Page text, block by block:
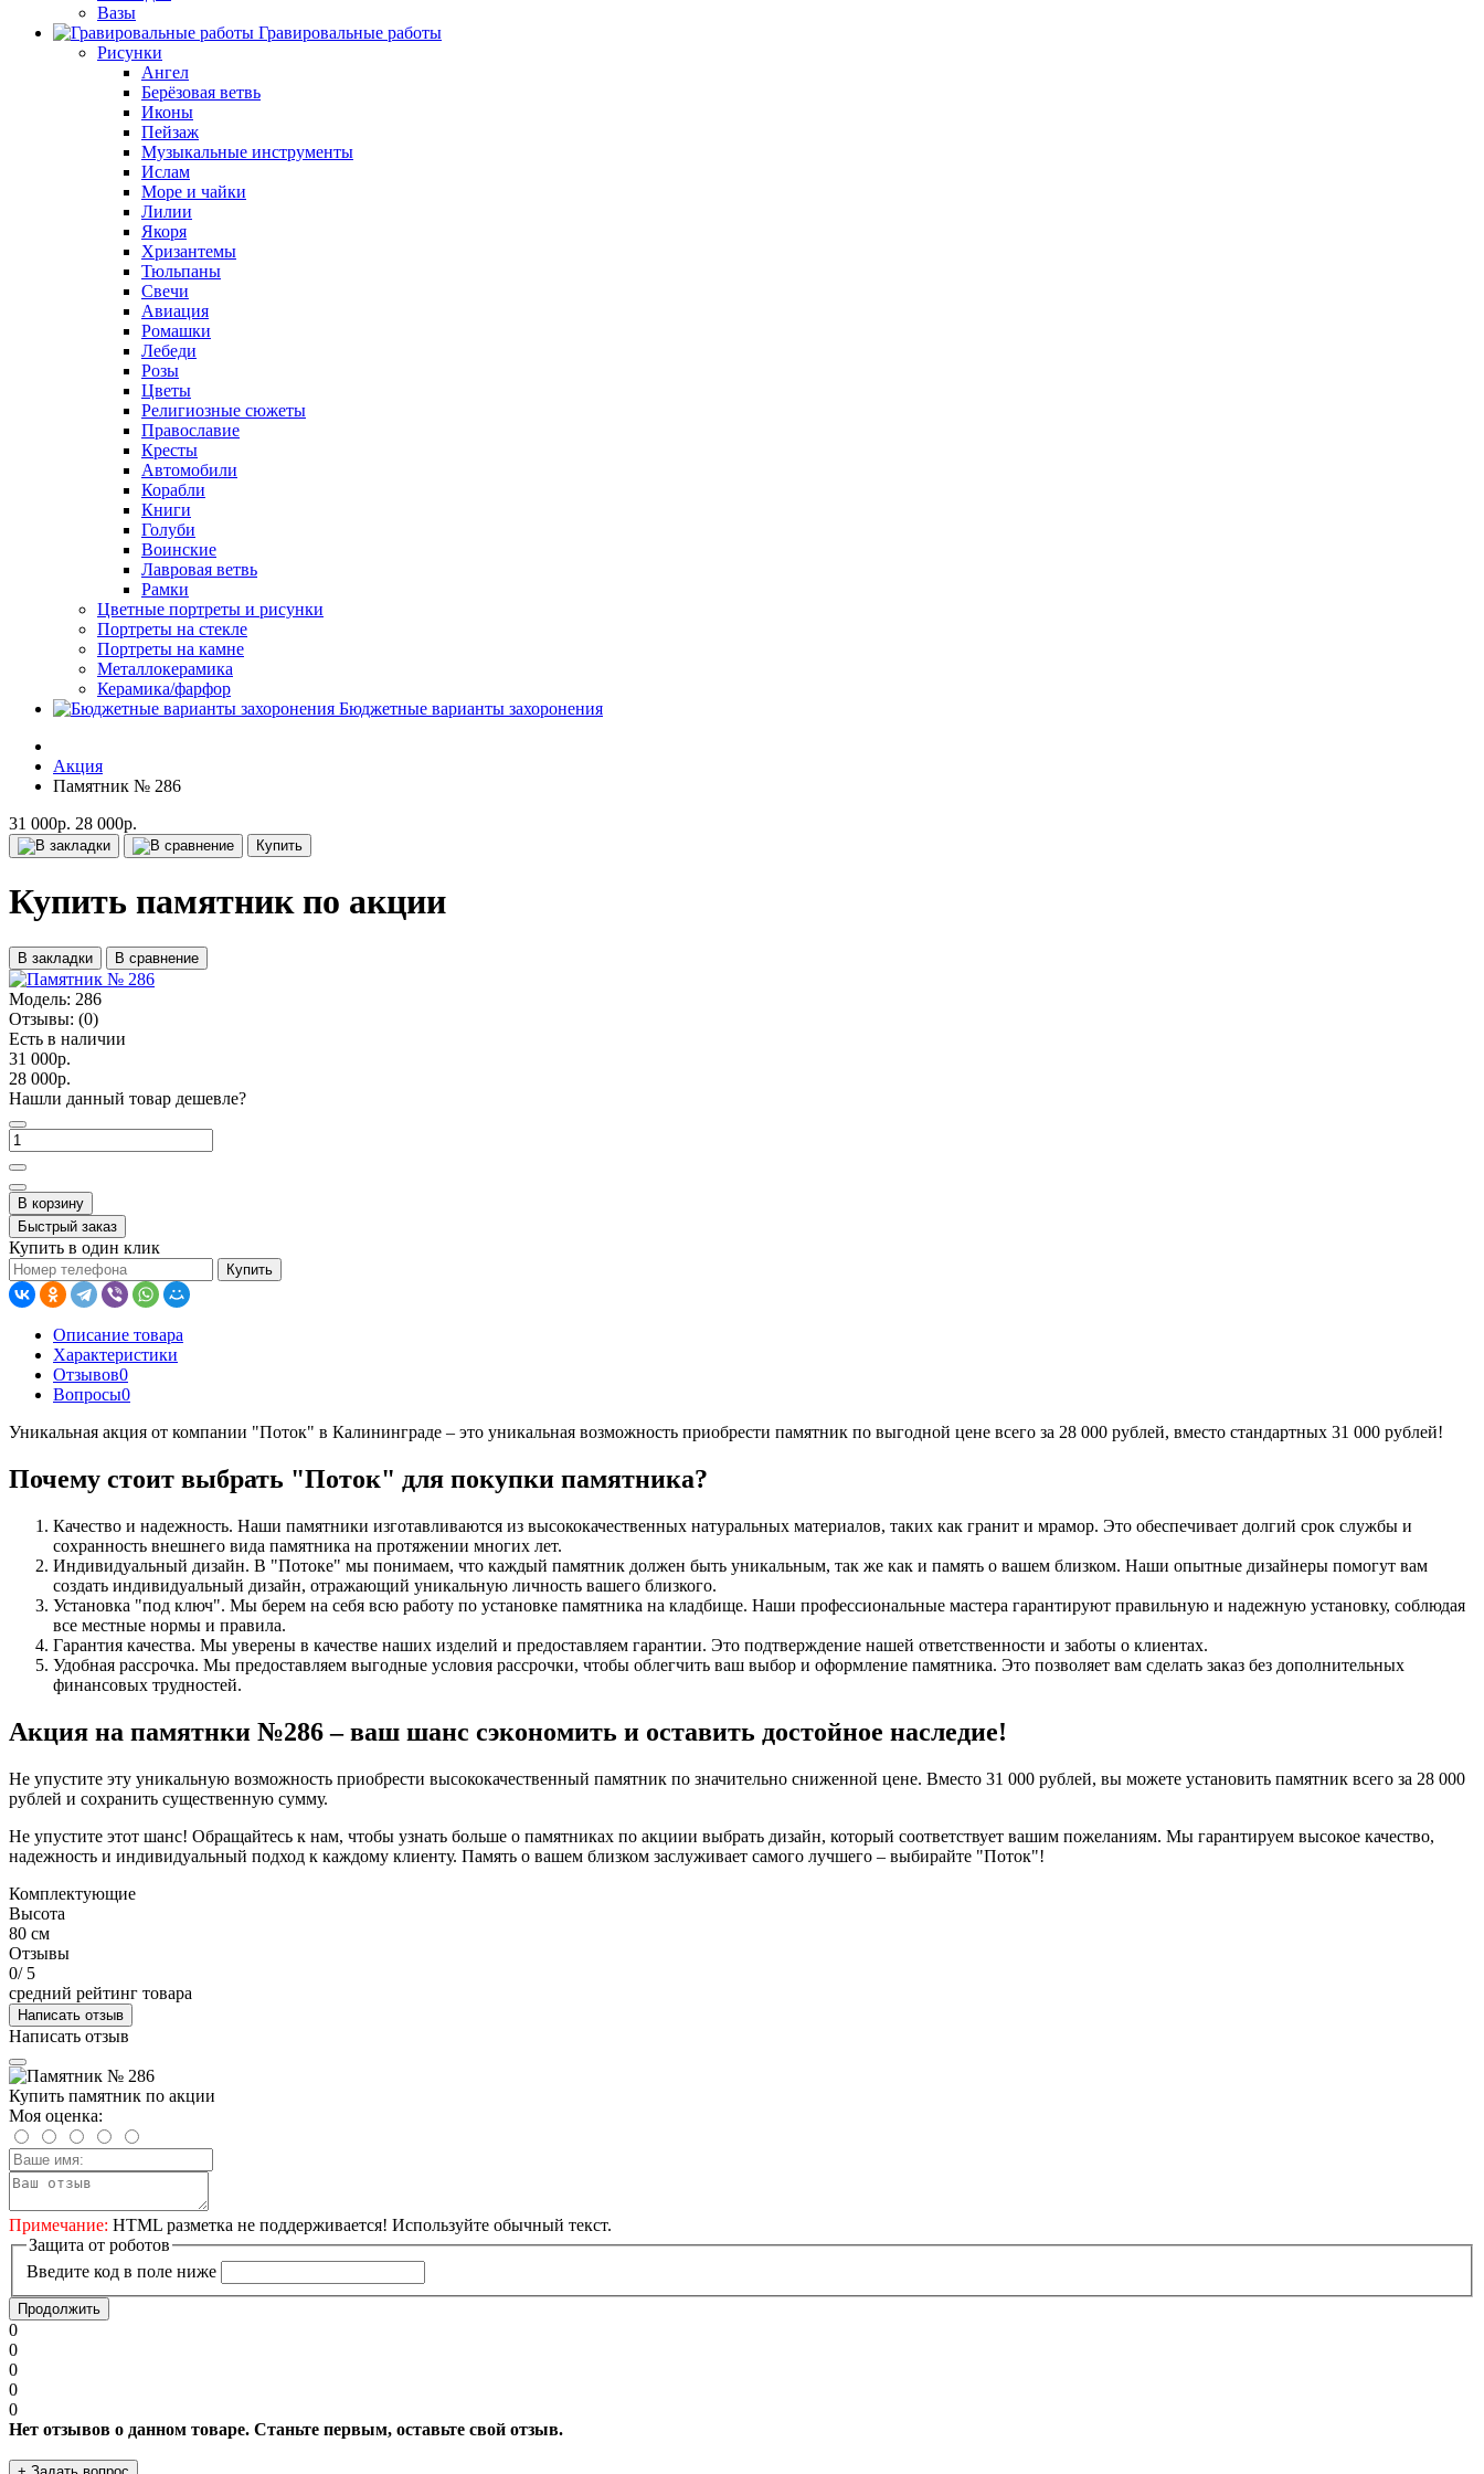
Вазы
Гравировальные работы
Рисунки
Ангел
Берёзовая ветвь
Иконы
Пейзаж
Музыкальные инструменты
Ислам
Море и чайки
Лилии
Якоря
Хризантемы
Тюльпаны
Свечи
Авиация
Ромашки
Лебеди
Розы
Цветы
Религиозные сюжеты
Православие
Кресты
Автомобили
Корабли
Книги
Голуби
Воинские
Лавровая ветвь
Рамки
Цветные портреты и рисунки
Портреты на стекле
Портреты на камне
Металлокерамика
Керамика/фарфор
Бюджетные варианты захоронения
Акция
Памятник № 286
31 000р. 28 000р.
Купить
Купить памятник по акции
В закладки В сравнение
Модель: 286
Отзывы: (0)
Есть в наличии
31 000р.
28 000р.
Нашли данный товар дешевле?
В корзину
Быстрый заказ
Купить в один клик
Купить
Описание товара
Характеристики
Отзывов0
Вопросы0
Уникальная акция от компании "Поток" в Калининграде – это уникальная возможность приобрести памятник по выгодной цене всего за 28 000 рублей, вместо стандартных 31 000 рублей!
Почему стоит выбрать "Поток" для покупки памятника?
Качество и надежность. Наши памятники изготавливаются из высококачественных натуральных материалов, таких как гранит и мрамор. Это обеспечивает долгий срок службы и
сохранность внешнего вида памятника на протяжении многих лет.
Индивидуальный дизайн. В "Потоке" мы понимаем, что каждый памятник должен быть уникальным, так же как и память о вашем близком. Наши опытные дизайнеры помогут вам
создать индивидуальный дизайн, отражающий уникальную личность вашего близкого.
Установка "под ключ". Мы берем на себя всю работу по установке памятника на кладбище. Наши профессиональные мастера гарантируют правильную и надежную установку, соблюдая
все местные нормы и правила.
Гарантия качества. Мы уверены в качестве наших изделий и предоставляем гарантии. Это подтверждение нашей ответственности и заботы о клиентах.
Удобная рассрочка. Мы предоставляем выгодные условия рассрочки, чтобы облегчить ваш выбор и оформление памятника. Это позволяет вам сделать заказ без дополнительных
финансовых трудностей.
Акция на памятнки №286 – ваш шанс сэкономить и оставить достойное наследие!
Не упустите эту уникальную возможность приобрести высококачественный памятник по значительно сниженной цене. Вместо 31 000 рублей, вы можете установить памятник всего за 28 000
рублей и сохранить существенную сумму.
Не упустите этот шанс! Обращайтесь к нам, чтобы узнать больше о памятниках по акциии выбрать дизайн, который соответствует вашим пожеланиям. Мы гарантируем высокое качество,
надежность и индивидуальный подход к каждому клиенту. Память о вашем близком заслуживает самого лучшего – выбирайте "Поток"!
Комплектующие
Высота
80 см
Отзывы
0/ 5
средний рейтинг товара
Написать отзыв
Написать отзыв
Купить памятник по акции
Моя оценка:
Примечание: HTML разметка не поддерживается! Используйте обычный текст.
Защита от роботов
Введите код в поле ниже
Продолжить
0
0
0
0
0
Нет отзывов о данном товаре. Станьте первым, оставьте свой отзыв.